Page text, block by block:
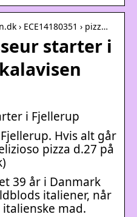
› ECE14180351 › pizz…
starter i
i Fjellerup
Hvis alt går
pizza d.27 på
39 år i Danmark
italiener, når
mad.